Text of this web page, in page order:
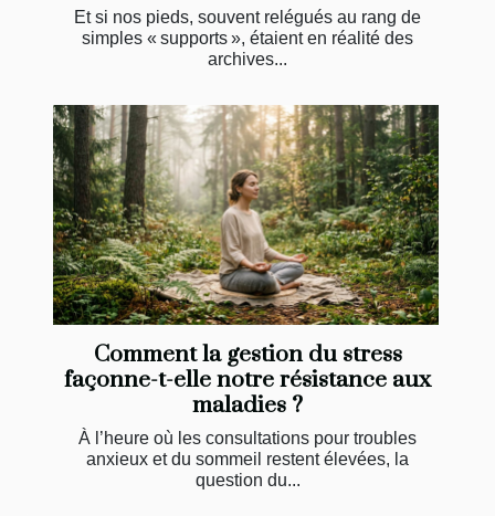
Et si nos pieds, souvent relégués au rang de
simples « supports », étaient en réalité des
archives...
Comment la gestion du stress
façonne-t-elle notre résistance aux
maladies ?
À l’heure où les consultations pour troubles
anxieux et du sommeil restent élevées, la
question du...